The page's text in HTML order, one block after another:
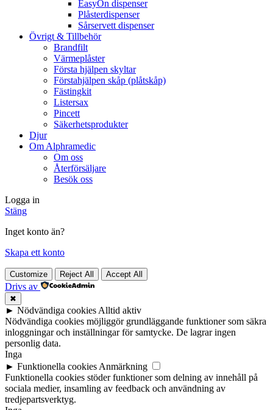
EasyOn dispenser
Plåsterdispenser
Sårservett dispenser
Övrigt & Tillbehör
Brandfilt
Värmeplåster
Första hjälpen skyltar
Förstahjälpen skåp (plåtskåp)
Fästingkit
Listersax
Pincett
Säkerhetsprodukter
Djur
Om Alphramedic
Om oss
Återförsäljare
Besök oss
Logga in
Stäng
Inget konto än?
Skapa ett konto
Customize Reject All Accept All
Drivs av
✖
► Nödvändiga cookiesAlltid aktiv
Nödvändiga cookies möjliggör grundläggande funktioner som säkra
inloggningar och inställningar för samtycke. De lagrar ingen
personlig data.
Inga
► Funktionella cookiesAnmärkning
Funktionella cookies stöder funktioner som delning av innehåll på
sociala medier, insamling av feedback och användning av
tredjepartsverktyg.